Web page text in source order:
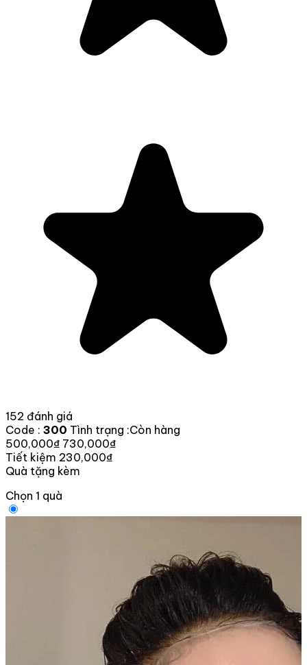
152 đánh giá
Code : 300 Tình trạng :Còn hàng
500,000₫ 730,000₫
Tiết kiệm 230,000₫
Quà tặng kèm
Chọn 1 quà